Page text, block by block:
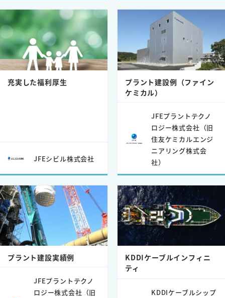
充実した福利厚生
JFEシビル株式会社
プラント建設例（ファイン
ケミカル）
JFEプラントテクノ
ロジー株式会社（旧
住友ケミカルエンジ
ニアリング株式会
社）
プラント建設実績例
JFEプラントテクノ
ロジー株式会社（旧
KDDIケーブルインフィニ
ティ
KDDIケーブルシップ